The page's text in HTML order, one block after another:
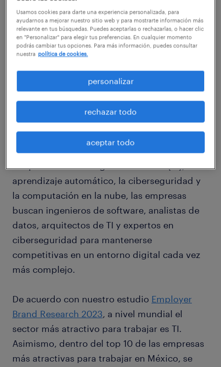
A continuación, te compartimos algunos de
los sectores con mayor demanda laboral en
este 2023.
Tecnología de la información y Desarrollo de
La revolución digital continúa impulsando la
demanda de profesionales en el campo de la
tecnología de la información (TI) y el
desarrollo de software. Con la creciente
adopción de la inteligencia artificial (IA), el
aprendizaje automático, la ciberseguridad y
la computación en la nube, las empresas
buscan ingenieros de software, analistas de
datos, arquitectos de TI y expertos en
ciberseguridad para mantenerse
competitivas en un entorno digital cada vez
más complejo.
De acuerdo con nuestro estudio Employer
Brand Research 2023, a nivel mundial el
sector más atractivo para trabajar es TI.
Asimismo, dentro del top 10 de las empresas
más atractivas para trabajar en México, se
Usamos cookies para darte una experiencia personalizada, para
ayudarnos a mejorar nuestro sitio web y para mostrarte información más
relevante en tus búsquedas. Puedes aceptarlas o rechazarlas, o hacer clic
en "Personalizar" para elegir tus preferencias. En cualquier momento
podrás cambiar tus opciones. Para más información, puedes consultar
nuestra política de cookies.
personalizar
rechazar todo
aceptar todo